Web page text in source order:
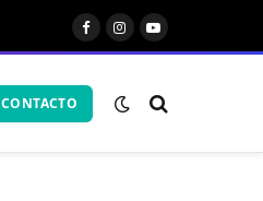
FacebookInstagram
YouTube
CONTACTO